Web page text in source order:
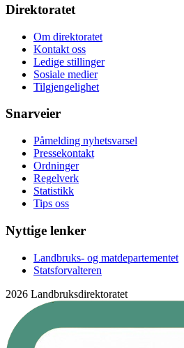
Direktoratet
Om direktoratet
Kontakt oss
Ledige stillinger
Sosiale medier
Tilgjengelighet
Snarveier
Påmelding nyhetsvarsel
Pressekontakt
Ordninger
Regelverk
Statistikk
Tips oss
Nyttige lenker
Landbruks- og matdepartementet
Statsforvalteren
2026 Landbruksdirektoratet